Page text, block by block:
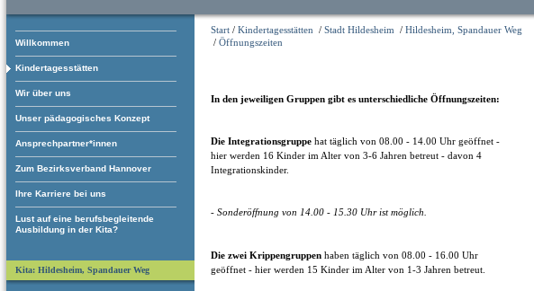
Willkommen
Kindertagesstätten
Wir über uns
Unser pädagogisches Konzept
Ansprechpartner*innen
Zum Bezirksverband Hannover
Ihre Karriere bei uns
Lust auf eine berufsbegleitende
Ausbildung in der Kita?
Start / Kindertagesstätten / Stadt Hildesheim / Hildesheim, Spandauer Weg
/ Öffnungszeiten
In den jeweiligen Gruppen gibt es unterschiedliche Öffnungszeiten:
Die Integrationsgruppe hat täglich von 08.00 - 14.00 Uhr geöffnet -
hier werden 16 Kinder im Alter von 3-6 Jahren betreut - davon 4
Integrationskinder.
- Sonderöffnung von 14.00 - 15.30 Uhr ist möglich.
Die zwei Krippengruppen haben täglich von 08.00 - 16.00 Uhr
geöffnet - hier werden 15 Kinder im Alter von 1-3 Jahren betreut.
Kita: Hildesheim, Spandauer Weg